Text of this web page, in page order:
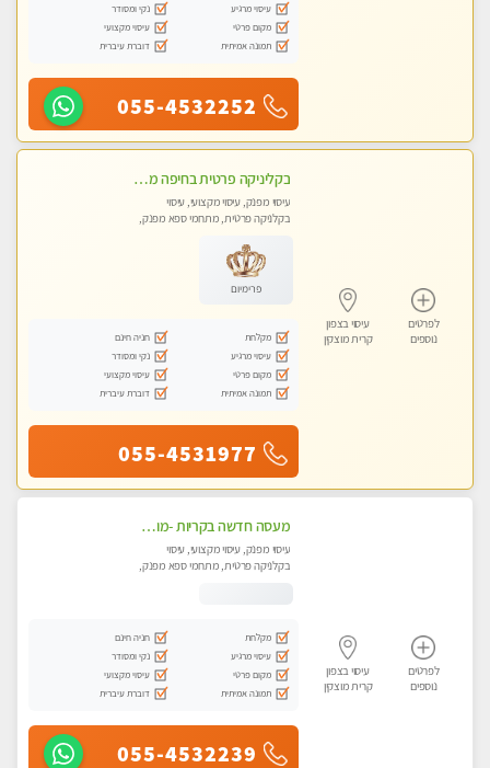
עיסוי מרגיע
נקי ומסודר
מקום פרטי
עיסוי מקצועי
תמונה אמיתית
דוברת עיברית
055-4532252
לפרטים
נוספים
עיסוי בצפון
קרית מוצקין
בקליניקה פרטית בחיפה מומלץ לחלוטין! כל סוגי העיסויים מעסה מקצועית ואיכותית פרטי!!טל-0544840029
עיסוי מפנק, עיסוי מקצועי, עיסוי
בקלניקה פרטית, מתחמי ספא מפנק,
פרימיום
מקלחת
חניה חינם
עיסוי מרגיע
נקי ומסודר
מקום פרטי
עיסוי מקצועי
תמונה אמיתית
דוברת עיברית
055-4531977
לפרטים
נוספים
עיסוי בצפון
קרית מוצקין
מעסה חדשה בקריות -מומלץ לחלוטין!! כל סוגי העיסויים מעסה מקצועית ואיכותית פרטי!! highly recommended..new in the city
עיסוי מפנק, עיסוי מקצועי, עיסוי
בקלניקה פרטית, מתחמי ספא מפנק,
מקלחת
חניה חינם
עיסוי מרגיע
נקי ומסודר
מקום פרטי
עיסוי מקצועי
תמונה אמיתית
דוברת עיברית
055-4532239